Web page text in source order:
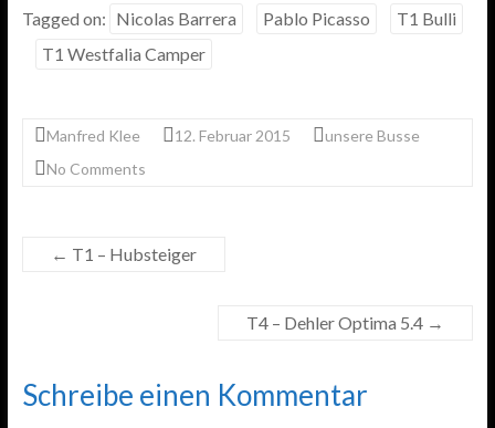
e
b
k
t
t
p
s
i
n
Tagged on: Nicolas Barrera Pablo Picasso
T1 Bulli
T1 Westfalia Camper
Manfred Klee 12. Februar 2015
unsere Busse
No Comments
← T1 – Hubsteiger
T4 – Dehler Optima 5.4 →
Schreibe einen Kommentar